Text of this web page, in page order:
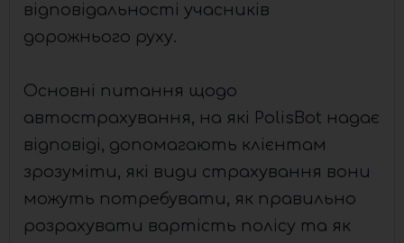
відповідальності учасників
дорожнього руху.
Основні питання щодо
автострахування, на які PolisBot надає
відповіді, допомагають клієнтам
зрозуміти, які види страхування вони
можуть потребувати, як правильно
розрахувати вартість полісу та як